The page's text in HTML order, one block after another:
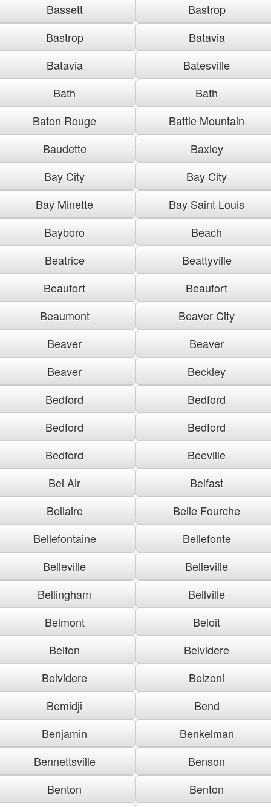
Bassett
Bastrop
Bastrop
Batavia
Batavia
Batesville
Bath
Bath
Baton Rouge
Battle Mountain
Baudette
Baxley
Bay City
Bay City
Bay Minette
Bay Saint Louis
Bayboro
Beach
Beatrice
Beattyville
Beaufort
Beaufort
Beaumont
Beaver City
Beaver
Beaver
Beaver
Beckley
Bedford
Bedford
Bedford
Bedford
Bedford
Beeville
Bel Air
Belfast
Bellaire
Belle Fourche
Bellefontaine
Bellefonte
Belleville
Belleville
Bellingham
Bellville
Belmont
Beloit
Belton
Belvidere
Belvidere
Belzoni
Bemidji
Bend
Benjamin
Benkelman
Bennettsville
Benson
Benton
Benton